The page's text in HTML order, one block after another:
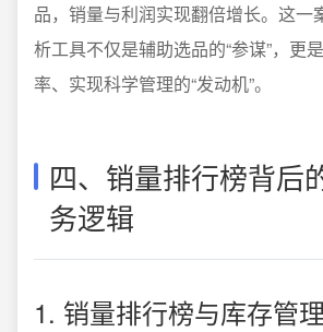
品，销量与利润实现翻倍增长。这一
析工具不仅是辅助选品的“参谋”，更
率、实现科学管理的“发动机”。
四、销量排行榜背后
务逻辑
1. 销量排行榜与库存管